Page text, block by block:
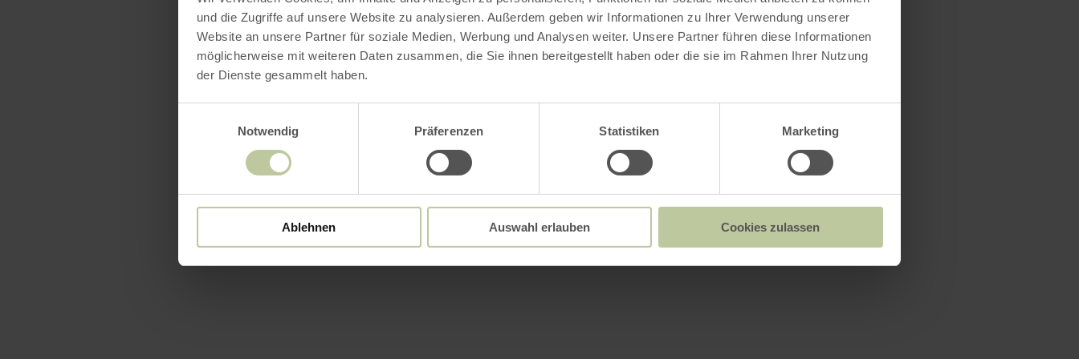
und die Zugriffe auf unsere Website zu analysieren. Außerdem geben wir Informationen zu Ihrer Verwendung unserer
Website an unsere Partner für soziale Medien, Werbung und Analysen weiter. Unsere Partner führen diese Informationen
möglicherweise mit weiteren Daten zusammen, die Sie ihnen bereitgestellt haben oder die sie im Rahmen Ihrer Nutzung
der Dienste gesammelt haben.
Notwendig
Präferenzen Statistiken Marketing
Ablehnen Auswahl erlauben Cookies zulassen